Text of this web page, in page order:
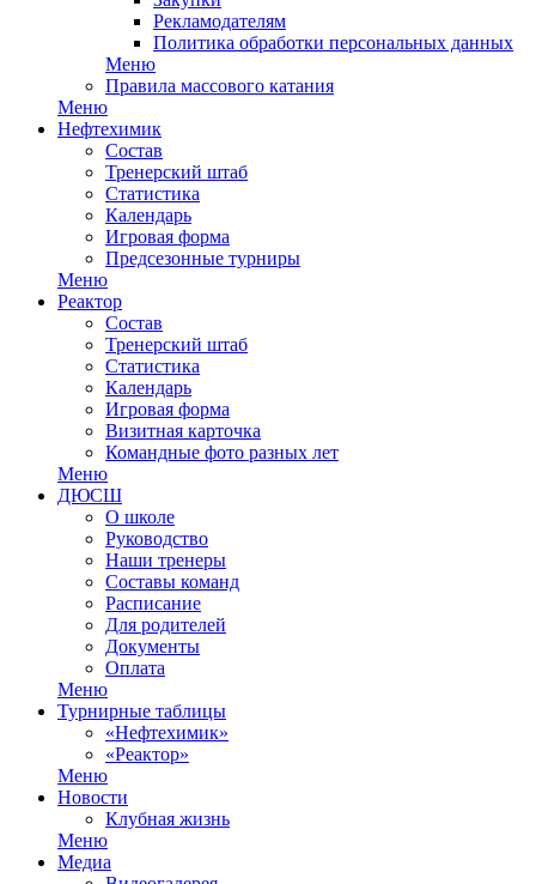
Рекламодателям
Политика обработки персональных данных
Меню
Правила массового катания
Меню
Нефтехимик
Состав
Тренерский штаб
Статистика
Календарь
Игровая форма
Предсезонные турниры
Меню
Реактор
Состав
Тренерский штаб
Статистика
Календарь
Игровая форма
Визитная карточка
Командные фото разных лет
Меню
ДЮСШ
О школе
Руководство
Наши тренеры
Составы команд
Расписание
Для родителей
Документы
Оплата
Меню
Турнирные таблицы
«Нефтехимик»
«Реактор»
Меню
Новости
Клубная жизнь
Меню
Медиа